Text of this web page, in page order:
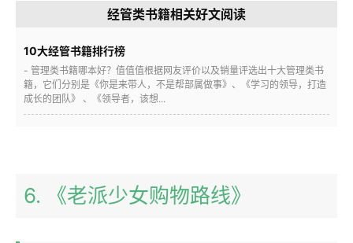
经管类书籍相关好文阅读
10大经管书籍排行榜
- 管理类书籍哪本好？值值值根据网友评价以及销量评选出十大管理类书
籍，它们分别是《你是来带人，不是帮部属做事》、《学习的领导，打造
成长的团队》 、《领导者，该想...
6. 《老派少女购物路线》